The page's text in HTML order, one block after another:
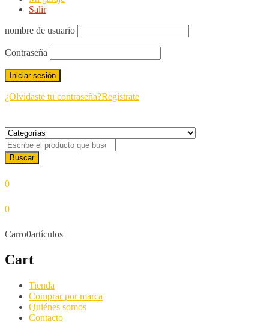
Salir
nombre de usuario
Contraseña
¿Olvidaste tu contraseña?Regístrate
0
0
Carro0artículos
Cart
Tienda
Comprar por marca
Quiénes somos
Contacto